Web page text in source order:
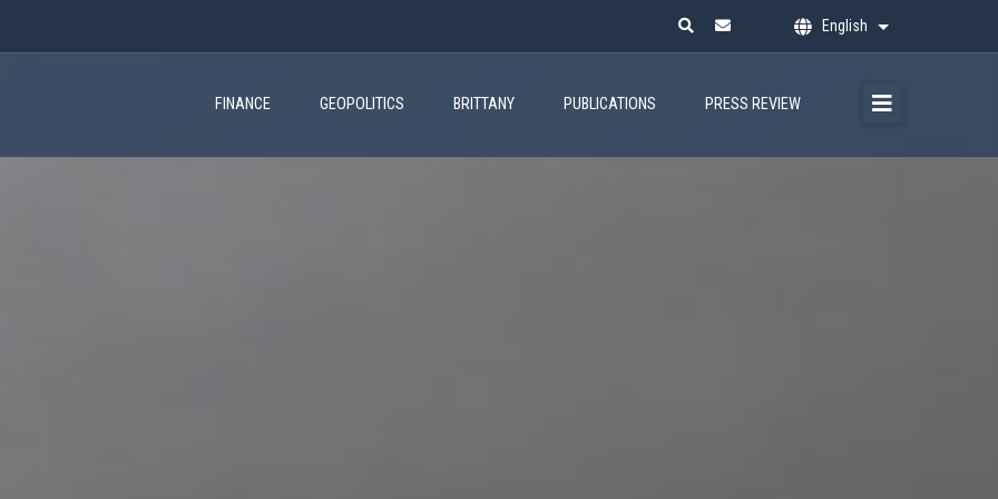
English List additional
navigation
FINANCE GEOPOLITICS BRITTANY PUBLICATIONS PRESS REVIEW